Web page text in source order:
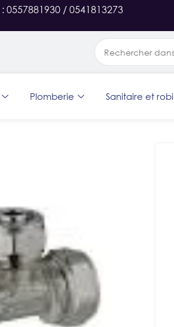
0557881930 / 0541813273
Plomberie Sanitaire et